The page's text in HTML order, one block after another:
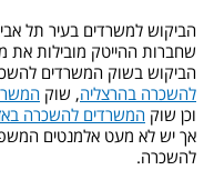
הביקוש למשרדים בעיר תל
שחברות ההייטק מובילות את
הביקוש בשוק המשרדים
להשכרה בהרצליה, שוק
וכן שוק המשרדים להשכרה
אך יש לא מעט אלמנטים
להשכרה.